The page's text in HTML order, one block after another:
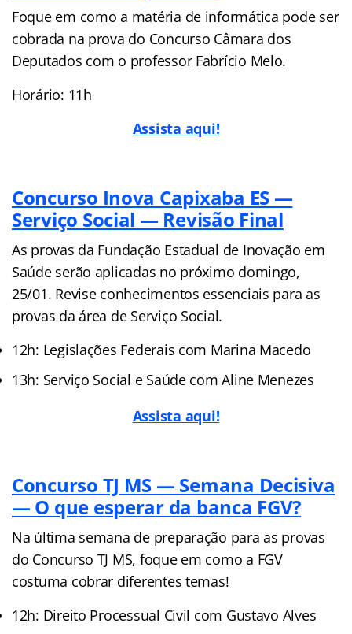
Foque em como a matéria de informática pode ser
cobrada na prova do Concurso Câmara dos
Deputados com o professor Fabrício Melo.
Horário: 11h
Assista aqui!
Concurso Inova Capixaba ES —
Serviço Social — Revisão Final
As provas da Fundação Estadual de Inovação em
Saúde serão aplicadas no próximo domingo,
25/01. Revise conhecimentos essenciais para as
provas da área de Serviço Social.
12h: Legislações Federais com Marina Macedo
13h: Serviço Social e Saúde com Aline Menezes
Assista aqui!
Concurso TJ MS — Semana Decisiva
— O que esperar da banca FGV?
Na última semana de preparação para as provas
do Concurso TJ MS, foque em como a FGV
costuma cobrar diferentes temas!
12h: Direito Processual Civil com Gustavo Alves